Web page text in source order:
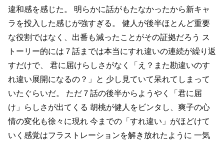
違和感を感じた。
明らかに話がもたなかったから新キャ
ラを投入した感じが強すぎる。
健人が後半ほとんど重要
な役割ではなく、出番も減ったことがその証拠だろう ス
トーリー的には７話までは本当にすれ違いの連続が繰り返
すだけで、
君に届けらしさがなく「え？また勘違いのす
れ違い展開になるの？」と 少し見ていて呆れてしまって
いたぐらいだ。
ただ７話の後半からようやく「君に届
け」らしさが出てくる 胡桃が健人をビンタし、爽子の心
情の変化も徐々に現れ 今までの「すれ違い」がほどけて
いく感覚はフラストレーションを解き放れたように 一気